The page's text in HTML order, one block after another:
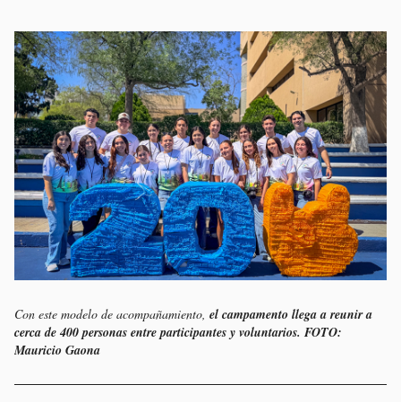
Con este modelo de acompañamiento, el campamento llega a reunir a
cerca de 400 personas entre participantes y voluntarios. FOTO:
Mauricio Gaona